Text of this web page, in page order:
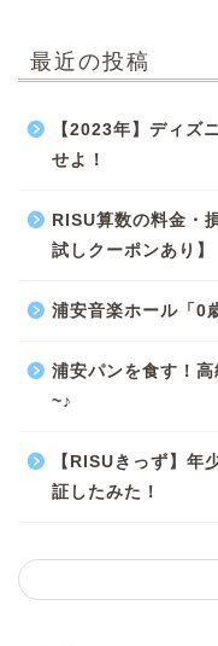
最近の投稿
【2023年】ディズ
せよ！
RISU算数の料金・
試しクーポンあり】
浦安音楽ホール「0
浦安パンを食す！
~♪
【RISUきっず】年
証したみた！